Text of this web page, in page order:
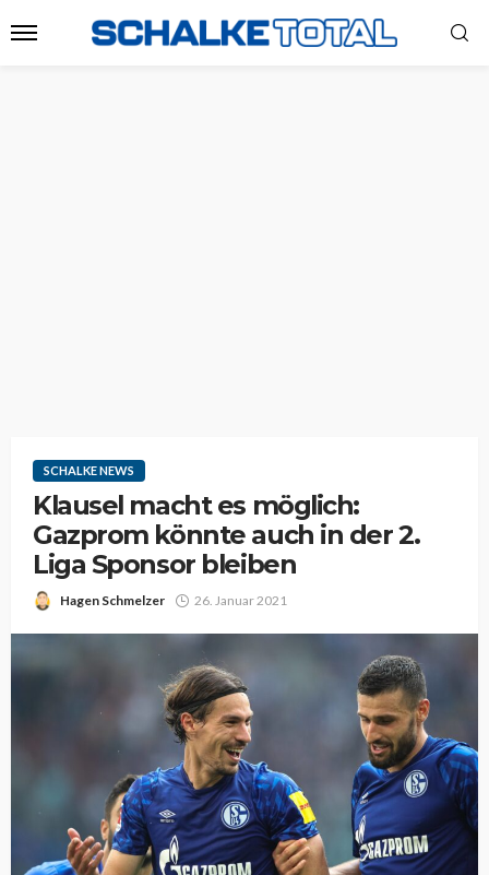
SCHALKE NEWS
Klausel macht es möglich:
Gazprom könnte auch in der 2.
Liga Sponsor bleiben
Hagen Schmelzer 26. Januar 2021